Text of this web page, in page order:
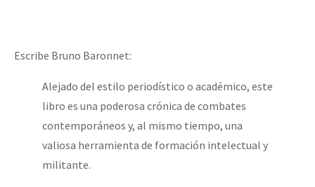
Escribe Bruno Baronnet:
Alejado del estilo periodístico o académico, este
libro es una poderosa crónica de combates
contemporáneos y, al mismo tiempo, una
valiosa herramienta de formación intelectual y
militante.